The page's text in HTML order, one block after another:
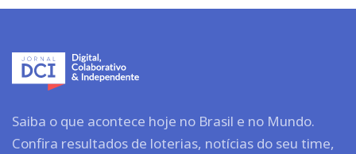
Saiba o que acontece hoje no Brasil e no Mundo.
Confira resultados de loterias, notícias do seu time,